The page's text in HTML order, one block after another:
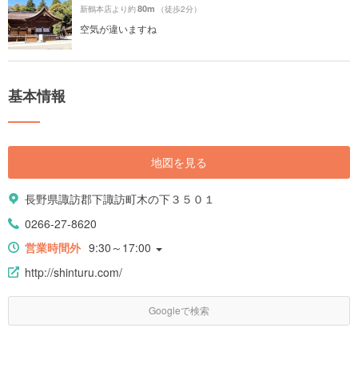
新鶴本店より約80m （徒歩2分）
空気が違いますね
基本情報
地図を見る
長野県諏訪郡下諏訪町木の下３５０１
0266-27-8620
営業時間外 9:30～17:00
http://shinturu.com/
Googleで検索